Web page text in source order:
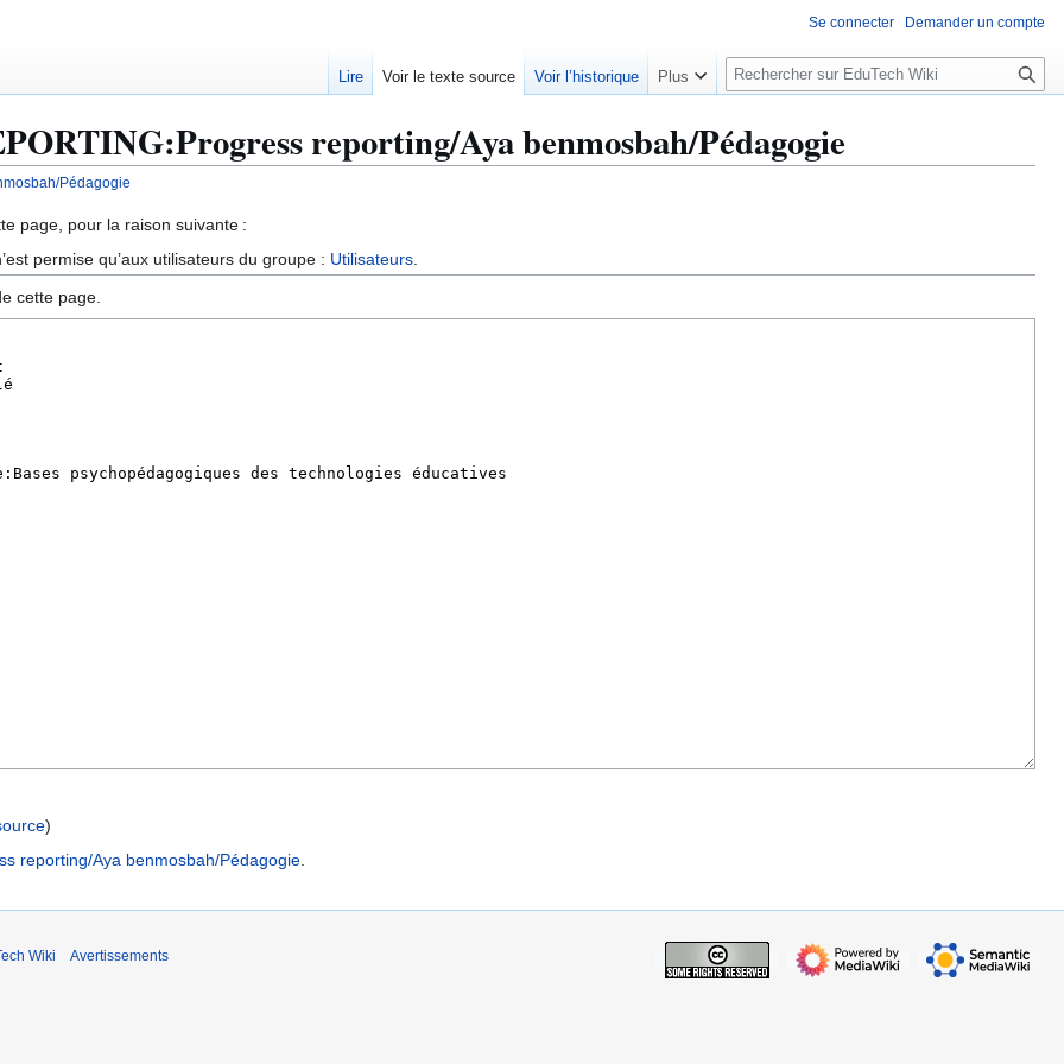
reporting/Aya benmosbah/Pédagogie
Pédagogie
page, pour la raison suivante :
permise qu’aux utilisateurs du groupe : Utilisateurs
cette page.
)
reporting/Aya benmosbah/Pédagogie
Se connecter Demander un compte
Lire Voir le texte source Voir l’historique Plus
R
e
h
e
r
Wiki Avertissements